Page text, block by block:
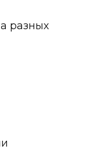
разных